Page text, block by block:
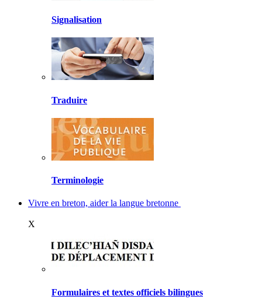
Signalisation
Traduire
Terminologie
Vivre en breton, aider la langue bretonne
X
Formulaires et textes officiels bilingues